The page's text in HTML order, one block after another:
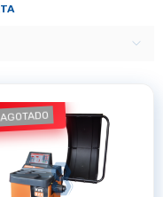
AGOTADO